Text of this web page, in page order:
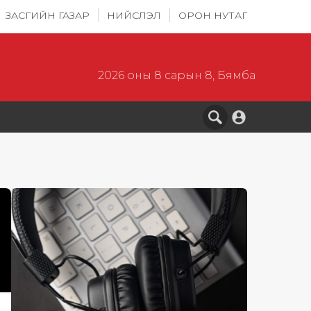
ЗАСГИЙН ГАЗАР НИЙСЛЭЛ ОРОН НУТАГ
2026 оны 8 сарын 8, Бямба